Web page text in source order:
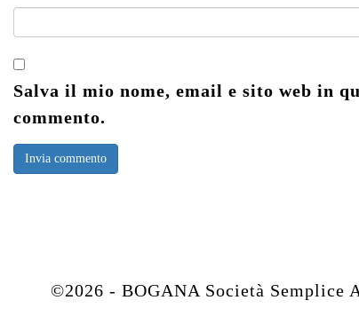
Salva il mio nome, email e sito web in
commento.
©2026 - BOGANA Società Semplice